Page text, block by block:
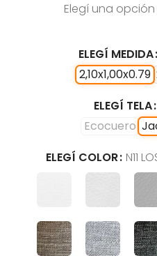
Elegí una
ELEGÍ MEDIDA
2,10x1,00x0.79
ELEGÍ TELA
Ecocuero
ELEGÍ COLOR N11